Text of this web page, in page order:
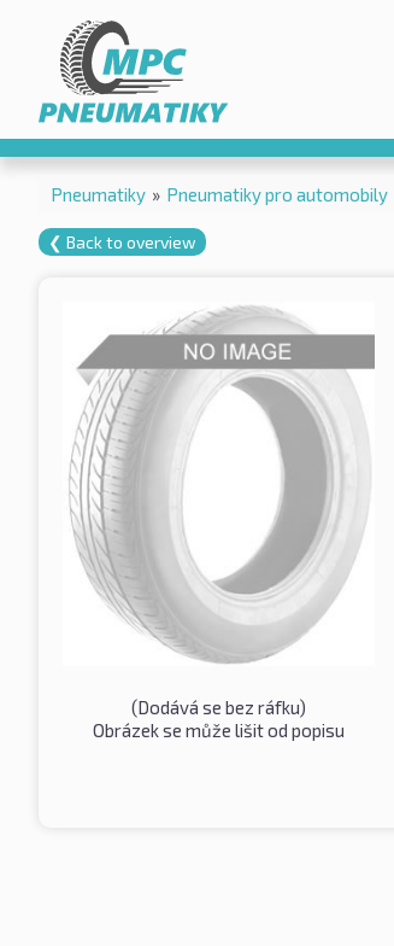
Pneumatiky » Pneumatiky pro automobily
❮ Back to overview
(Dodává se bez ráfku)
Obrázek se může lišit od popisu